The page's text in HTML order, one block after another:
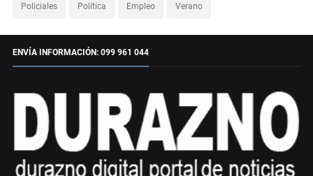
Policiales Política Empleo Verano
ENVÍA INFORMACIÓN: 099 961 044